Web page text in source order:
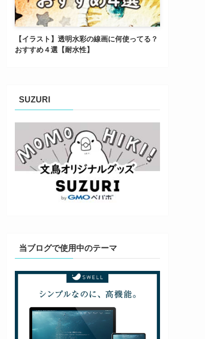
【イラスト】透明水彩の線画に何使ってる？
おすすめ４選【耐水性】
SUZURI
当ブログで使用中のテーマ